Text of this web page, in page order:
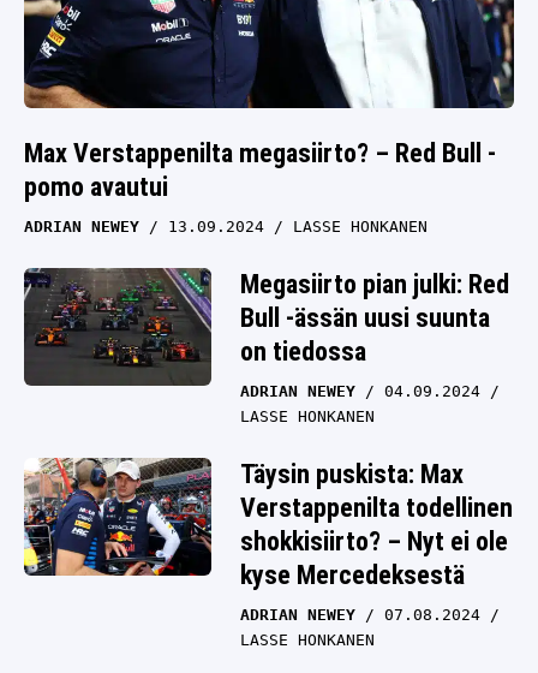
Max Verstappenilta megasiirto? – Red Bull -
pomo avautui
ADRIAN NEWEY 13.09.2024 LASSE HONKANEN
Megasiirto pian julki: Red
Bull -ässän uusi suunta
on tiedossa
ADRIAN NEWEY
04.09.2024
LASSE HONKANEN
Täysin puskista: Max
Verstappenilta todellinen
shokkisiirto? – Nyt ei ole
kyse Mercedeksestä
ADRIAN NEWEY
07.08.2024
LASSE HONKANEN